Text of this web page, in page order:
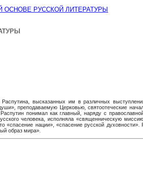
ОСНОВЕ РУССКОЙ ЛИТЕРАТУРЫ
высказанных им в различных
преподаваемую Церковью, святоотеческие
понимал как главный, наряду с
человека, исполняла «священническую
нации», «спасение русской
образ мира».